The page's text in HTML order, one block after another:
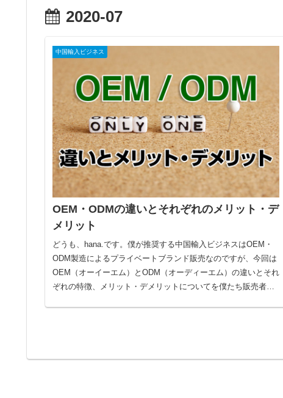
2020-07
中国輸入ビジネス
OEM・ODMの違いとそれぞれのメリット・デ
メリット
どうも、hana.です。僕が推奨する中国輸入ビジネスはOEM・
ODM製造によるプライベートブランド販売なのですが、今回は
OEM（オーイーエム）とODM（オーディーエム）の違いとそれ
ぞれの特徴、メリット・デメリットについてを僕たち販売者側